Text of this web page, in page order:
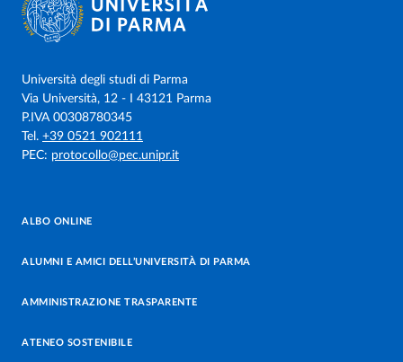
Università degli studi di Parma
Via Università, 12 - I 43121 Parma
P.IVA 00308780345
Tel. +39 0521 902111
PEC: protocollo@pec.unipr.it
ALBO ONLINE
ALUMNI E AMICI DELL’UNIVERSITÀ DI PARMA
AMMINISTRAZIONE TRASPARENTE
ATENEO SOSTENIBILE